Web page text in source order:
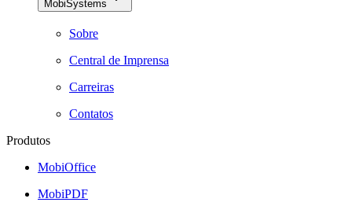
MobiSystems
Sobre
Central de Imprensa
Carreiras
Contatos
Produtos
MobiOffice
MobiPDF